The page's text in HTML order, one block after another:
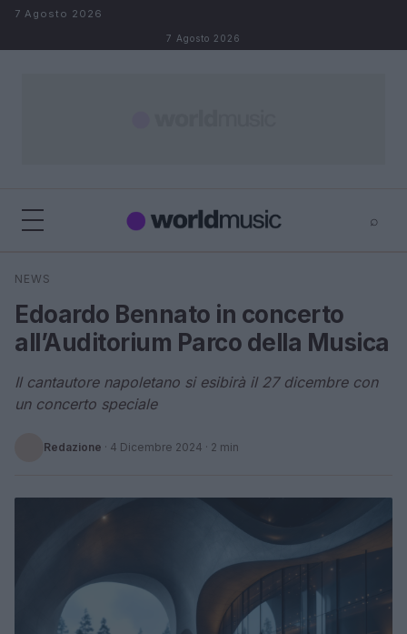
Salta al contenuto
7 Agosto 2026
7 Agosto 2026
⌕
Cerca
NEWS
Edoardo Bennato in concerto
all’Auditorium Parco della Musica
Il cantautore napoletano si esibirà il 27 dicembre con
un concerto speciale
Redazione · 4 Dicembre 2024 · 2 min